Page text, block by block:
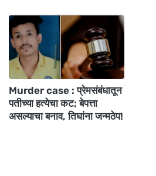
Murder case : प्रेमसंबंधातून
पतीच्या हत्येचा कट; बेपत्ता
असल्याचा बनाव, तिघांना जन्मठेप!